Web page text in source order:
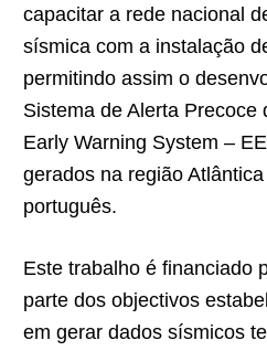
capacitar a rede nacional
sísmica com a instalação
permitindo assim o
Sistema de Alerta Precoce
Early Warning System –
gerados na região
português.
Este trabalho é financiado
parte dos objectivos
em gerar dados sísmicos